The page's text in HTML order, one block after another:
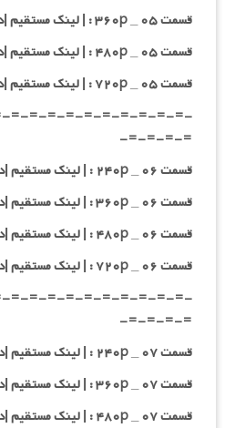
قسمت ۰۵ _ ۳۶۰p : | لینک مستقیم |دوبله فارسی
قسمت ۰۵ _ ۴۸۰p : | لینک مستقیم |دوبله فارسی
قسمت ۰۵ _ ۷۲۰p : | لینک مستقیم |دوبله فارسی
=-=-=-=-=-=-=-=-=-=-
=-=-=-=-
قسمت ۰۶ _ ۲۴۰p : | لینک مستقیم |دوبله فارسی
قسمت ۰۶ _ ۳۶۰p : | لینک مستقیم |دوبله فارسی
قسمت ۰۶ _ ۴۸۰p : | لینک مستقیم |دوبله فارسی
قسمت ۰۶ _ ۷۲۰p : | لینک مستقیم |دوبله فارسی
=-=-=-=-=-=-=-=-=-=-
=-=-=-=-
قسمت ۰۷ _ ۲۴۰p : | لینک مستقیم |دوبله فارسی
قسمت ۰۷ _ ۳۶۰p : | لینک مستقیم |دوبله فارسی
قسمت ۰۷ _ ۴۸۰p : | لینک مستقیم |دوبله فارسی